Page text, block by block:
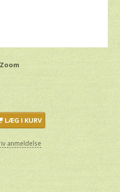
Zoom
LÆG I KURV
anmeldelse